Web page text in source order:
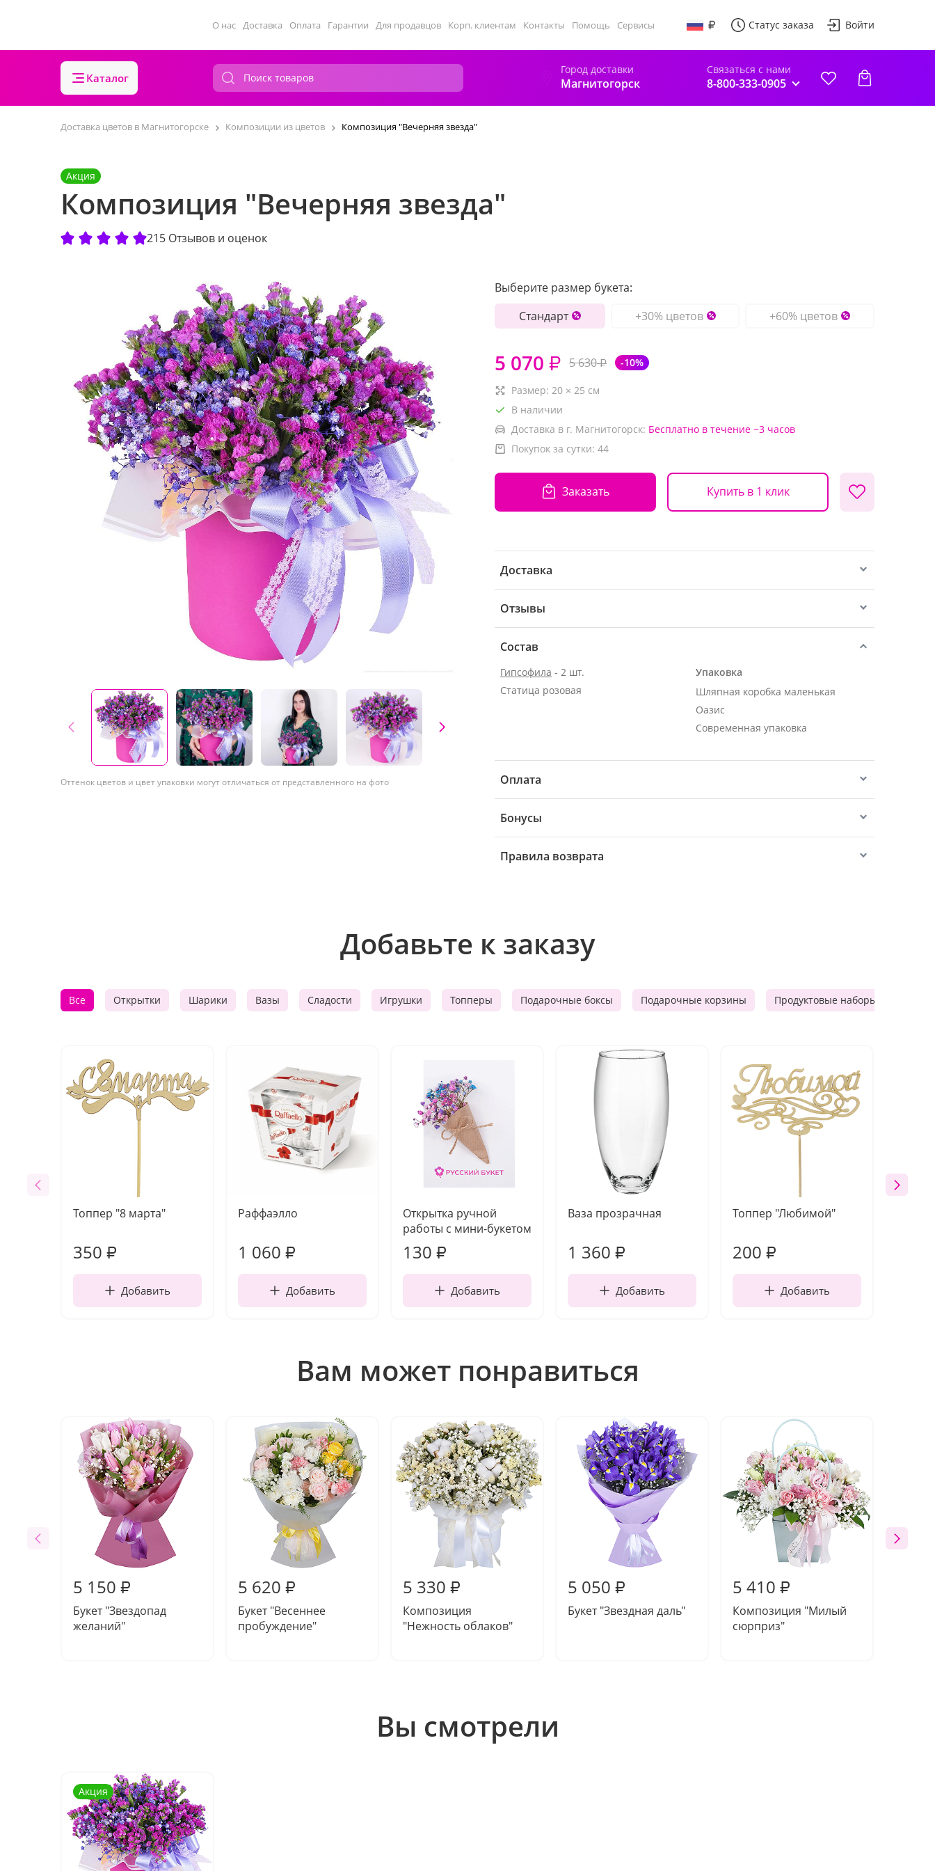
О нас Доставка Оплата Гарантии Для продавцов Корп. клиентам Контакты Помощь Сервисы Статус заказа Войти
Каталог
Город доставки
Магнитогорск
Связаться с нами
8-800-333-0905
Доставка цветов в Магнитогорске Композиции из цветов Композиция "Вечерняя звезда"
Акция
Композиция "Вечерняя звезда"
215 Отзывов и оценок
Оттенок цветов и цвет упаковки могут отличаться от представленного на фото
Выберите размер букета:
Стандарт
+30% цветов +60% цветов
5 070 ₽ 5 630₽ -10%
Размер: 20 × 25 см
В наличии
Доставка в г. Магнитогорск: Бесплатно в течение ~3 часов
Покупок за сутки: 44
Заказать Купить в 1 клик
Доставка
Отзывы
Состав
Гипсофила - 2 шт.
Статица розовая
Упаковка
Шляпная коробка маленькая
Оазис
Современная упаковка
Оплата
Бонусы
Правила возврата
Добавьте к заказу
Все Открытки Шарики Вазы Сладости Игрушки Топперы Подарочные боксы Подарочные корзины Продуктовые наборы
Топпер "8 марта"
350 ₽
Добавить
Раффаэлло
1 060 ₽
Добавить
Открытка ручной
работы с мини-букетом
130 ₽
Добавить
Ваза прозрачная
1 360 ₽
Добавить
Топпер "Любимой"
200 ₽
Добавить
Вам может понравиться
5 150 ₽
Букет "Звездопад
желаний"
5 620 ₽
Букет "Весеннее
пробуждение"
5 330 ₽
Композиция
"Нежность облаков"
5 050 ₽
Букет "Звездная даль"
5 410 ₽
Композиция "Милый
сюрприз"
Вы смотрели
Акция